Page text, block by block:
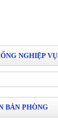
NGHIỆP VỤ
BẢN PHÒNG